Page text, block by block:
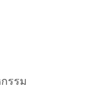
รรม